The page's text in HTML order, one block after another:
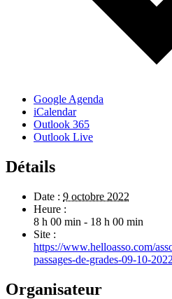
Google Agenda
iCalendar
Outlook 365
Outlook Live
Détails
Date : 9 octobre 2022
Heure :
8 h 00 min - 18 h 00 min
Site :
https://www.helloasso.com/
passages-de-grades-09-10-
Organisateur